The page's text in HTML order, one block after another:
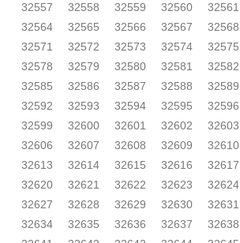
32557
32558 32559 32560 32561
32564
32565 32566 32567 32568
32571
32572 32573 32574 32575
32578
32579 32580 32581 32582
32585
32586 32587 32588 32589
32592
32593 32594 32595 32596
32599
32600 32601 32602 32603
32606
32607 32608 32609 32610
32613
32614 32615 32616 32617
32620
32621 32622 32623 32624
32627
32628 32629 32630 32631
32634
32635 32636 32637 32638